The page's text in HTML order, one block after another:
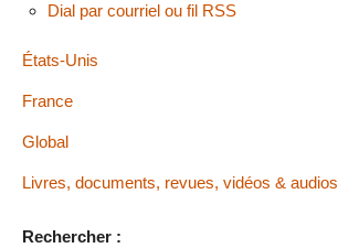
Dial par courriel ou fil RSS
États-Unis
France
Global
Livres, documents, revues, vidéos & audios
Rechercher :